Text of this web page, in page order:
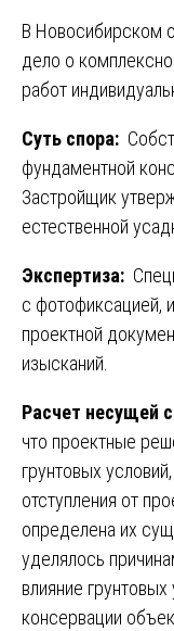
В Новосибирском
дело о
работ
Суть спора:
фундаментной
Застройщик
естественной
Экспертиза:
с фотофиксацией,
проектной
изысканий.
Расчет несущей
что проектные
грунтовых
отступления от
определена их
уделялось
влияние
консервации